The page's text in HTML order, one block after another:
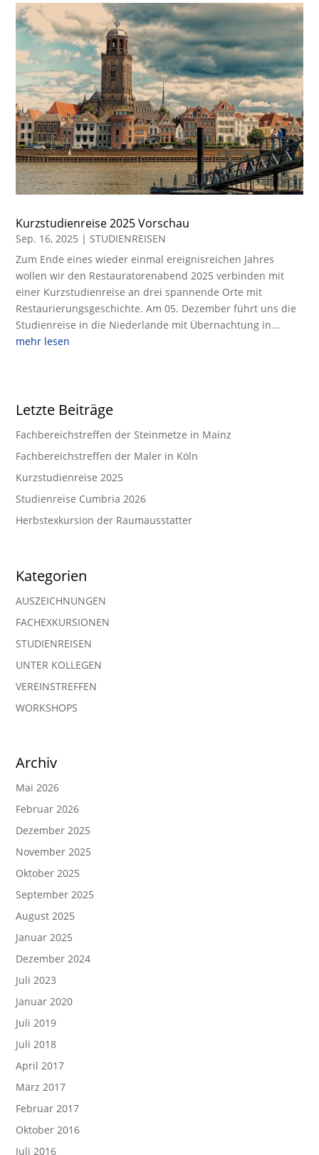
Kurzstudienreise 2025 Vorschau
Sep. 16, 2025 |STUDIENREISEN
Zum Ende eines wieder einmal ereignisreichen Jahres
wollen wir den Restauratorenabend 2025 verbinden mit
einer Kurzstudienreise an drei spannende Orte mit
Restaurierungsgeschichte. Am 05. Dezember führt uns die
Studienreise in die Niederlande mit Übernachtung in...
mehr lesen
Letzte Beiträge
Fachbereichstreffen der Steinmetze in Mainz
Fachbereichstreffen der Maler in Köln
Kurzstudienreise 2025
Studienreise Cumbria 2026
Herbstexkursion der Raumausstatter
Kategorien
AUSZEICHNUNGEN
FACHEXKURSIONEN
STUDIENREISEN
UNTER KOLLEGEN
VEREINSTREFFEN
WORKSHOPS
Archiv
Mai 2026
Februar 2026
Dezember 2025
November 2025
Oktober 2025
September 2025
August 2025
Januar 2025
Dezember 2024
Juli 2023
Januar 2020
Juli 2019
Juli 2018
April 2017
März 2017
Februar 2017
Oktober 2016
Juli 2016